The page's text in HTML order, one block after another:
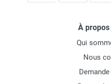
À
Qui
Nous